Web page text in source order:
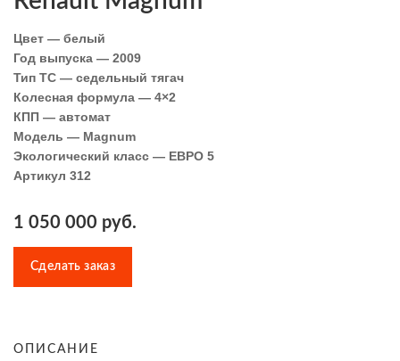
Цвет — белый
Год выпуска — 2009
Тип ТС — седельный тягач
Колесная формула — 4×2
КПП — автомат
Модель — Magnum
Экологический класс — ЕВРО 5
Артикул 312
1 050 000 руб.
Сделать заказ
ОПИСАНИЕ